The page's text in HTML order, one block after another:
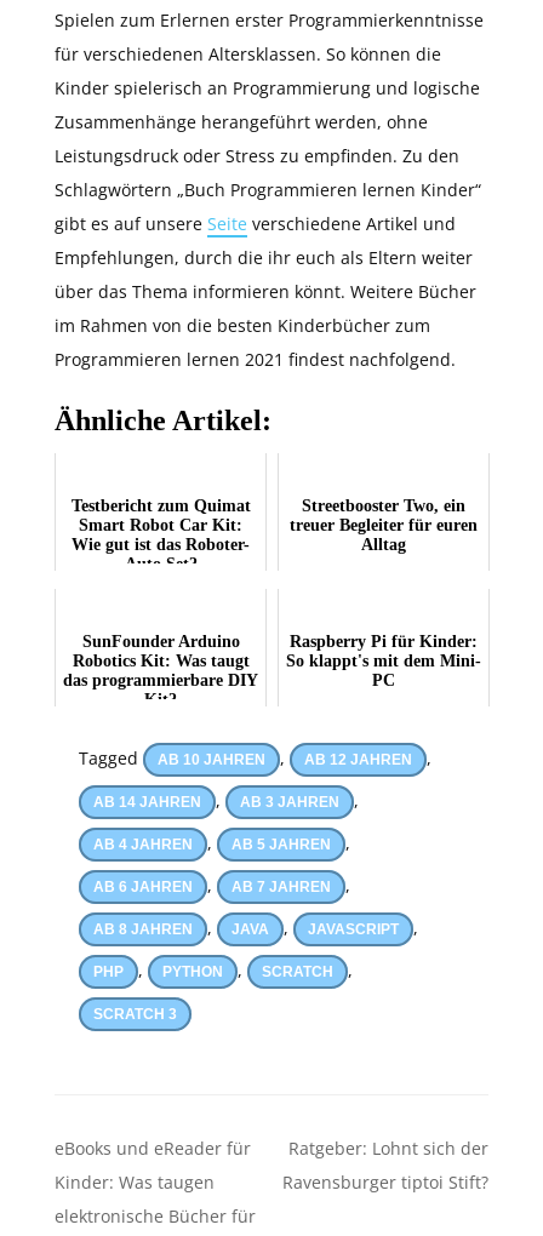
Spielen zum Erlernen erster Programmierkenntnisse
für verschiedenen Altersklassen. So können die
Kinder spielerisch an Programmierung und logische
Zusammenhänge herangeführt werden, ohne
Leistungsdruck oder Stress zu empfinden. Zu den
Schlagwörtern „Buch Programmieren lernen Kinder“
gibt es auf unsere Seite verschiedene Artikel und
Empfehlungen, durch die ihr euch als Eltern weiter
über das Thema informieren könnt. Weitere Bücher
im Rahmen von die besten Kinderbücher zum
Programmieren lernen 2021 findest nachfolgend.
Ähnliche Artikel:
Testbericht zum Quimat
Smart Robot Car Kit:
Wie gut ist das Roboter-
Auto Set?
Streetbooster Two, ein
treuer Begleiter für euren
Alltag
SunFounder Arduino
Robotics Kit: Was taugt
das programmierbare DIY
Kit?
Raspberry Pi für Kinder:
So klappt's mit dem Mini-
PC
Tagged AB 10 JAHREN , AB 12 JAHREN ,
AB 14 JAHREN , AB 3 JAHREN ,
AB 4 JAHREN , AB 5 JAHREN ,
AB 6 JAHREN , AB 7 JAHREN ,
AB 8 JAHREN , JAVA , JAVASCRIPT ,
PHP , PYTHON , SCRATCH ,
SCRATCH 3
Beitragsnavigation
eBooks und eReader für
Kinder: Was taugen
elektronische Bücher für
Ratgeber: Lohnt sich der
Ravensburger tiptoi Stift?